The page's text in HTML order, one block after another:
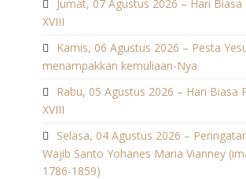
Jumat, 07 Agustus 2026 – Hari Biasa
XVIII
Kamis, 06 Agustus 2026 – Pesta
menampakkan kemuliaan-Nya
Rabu, 05 Agustus 2026 – Hari Biasa
XVIII
Selasa, 04 Agustus 2026 –
Wajib Santo Yohanes Maria Vianney
1786-1859)